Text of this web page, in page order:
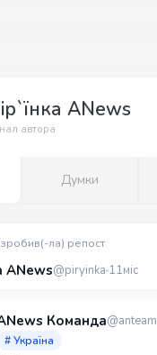
ANews
автора
Думки
зробив(-ла) репост
ANews@piryinka 11міс
Команда@anteam
# Україна